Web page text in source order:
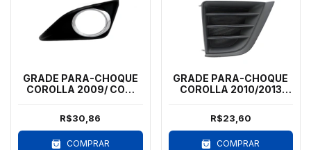
GRADE PARA-CHOQUE
COROLLA 2009/ COM
CROMADO
R$30,86
COMPRAR
GRADE PARA-CHOQUE
COROLLA 2010/2013
R$23,60
COMPRAR